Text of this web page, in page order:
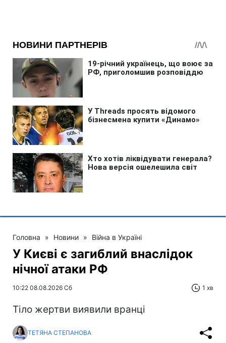
Головна » Новини » Війна в Україні
У Києві є загиблий внаслідок
нічної атаки РФ
10:22 08.08.2026 Сб 1 хв
Тіло жертви виявили вранці
ТЕТЯНА СТЕПАНОВА